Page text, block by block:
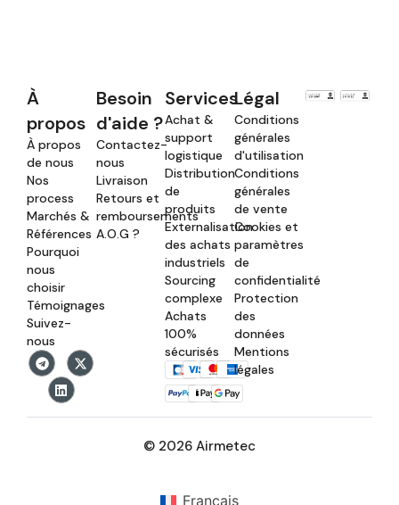
À
propos
À propos
de nous
Nos
process
Marchés &
Références
Pourquoi
nous
choisir
Témoignages
Suivez-
nous
Besoin
d'aide ?
Contactez-
nous
Livraison
Retours et
remboursements
A.O.G ?
Services
Achat &
support
logistique
Distribution
de
produits
Externalisation
des achats
industriels
Sourcing
complexe
Achats
100%
sécurisés
Légal
Conditions
générales
d'utilisation
Conditions
générales
de vente
Cookies et
paramètres
de
confidentialité
Protection
des
données
Mentions
légales
© 2026 Airmetec
Français